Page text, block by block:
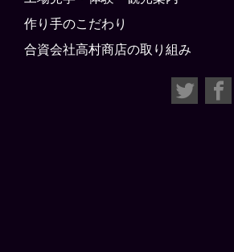
作り手のこだわり
合資会社高村商店の取り組み